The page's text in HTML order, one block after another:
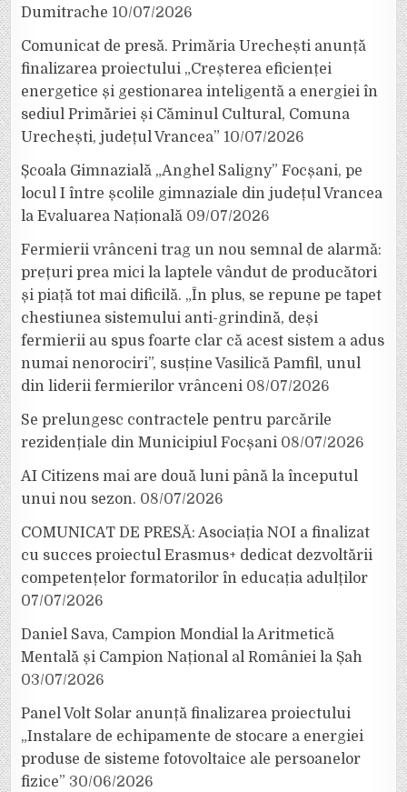
Dumitrache 10/07/2026
Comunicat de presă. Primăria Urechești anunță
finalizarea proiectului „Creșterea eficienței
energetice și gestionarea inteligentă a energiei în
sediul Primăriei și Căminul Cultural, Comuna
Urechești, județul Vrancea” 10/07/2026
Școala Gimnazială „Anghel Saligny” Focșani, pe
locul I între școlile gimnaziale din județul Vrancea
la Evaluarea Națională 09/07/2026
Fermierii vrânceni trag un nou semnal de alarmă:
prețuri prea mici la laptele vândut de producători
și piață tot mai dificilă. „În plus, se repune pe tapet
chestiunea sistemului anti-grindină, deși
fermierii au spus foarte clar că acest sistem a adus
numai nenorociri”, susține Vasilică Pamfil, unul
din liderii fermierilor vrânceni 08/07/2026
Se prelungesc contractele pentru parcările
rezidențiale din Municipiul Focșani 08/07/2026
AI Citizens mai are două luni până la începutul
unui nou sezon. 08/07/2026
COMUNICAT DE PRESĂ: Asociația NOI a finalizat
cu succes proiectul Erasmus+ dedicat dezvoltării
competențelor formatorilor în educația adulților
07/07/2026
Daniel Sava, Campion Mondial la Aritmetică
Mentală și Campion Național al României la Șah
03/07/2026
Panel Volt Solar anunță finalizarea proiectului
„Instalare de echipamente de stocare a energiei
produse de sisteme fotovoltaice ale persoanelor
fizice” 30/06/2026